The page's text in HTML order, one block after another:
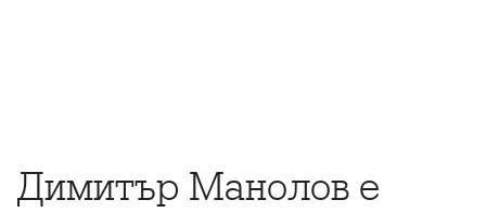
Димитър Манолов е